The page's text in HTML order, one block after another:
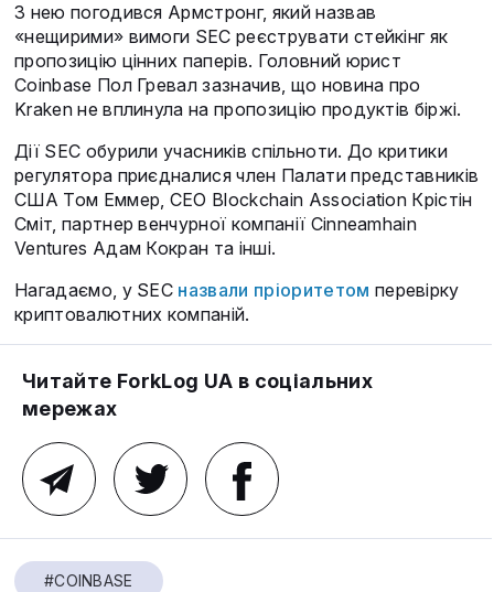
З нею погодився Армстронг, який назвав
«нещирими» вимоги SEC реєструвати стейкінг як
пропозицію цінних паперів. Головний юрист
Coinbase Пол Гревал зазначив, що новина про
Kraken не вплинула на пропозицію продуктів біржі.
Дії SEC обурили учасників спільноти. До критики
регулятора приєдналися член Палати представників
США Том Еммер, CEO Blockchain Association Крістін
Сміт, партнер венчурної компанії Cinneamhain
Ventures Адам Кокран та інші.
Нагадаємо, у SEC назвали пріоритетом перевірку
криптовалютних компаній.
Читайте ForkLog UA в соціальних
мережах
#COINBASE